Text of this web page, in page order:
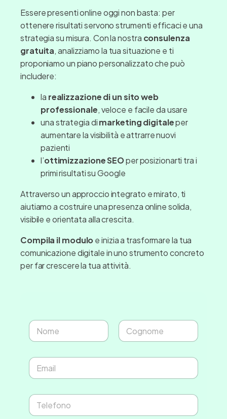
Essere presenti online oggi non basta: per
ottenere risultati servono strumenti efficaci e una
strategia su misura. Con la nostra consulenza
gratuita, analizziamo la tua situazione e ti
proponiamo un piano personalizzato che può
includere:
la realizzazione di un sito web
professionale, veloce e facile da usare
una strategia dimarketing digitaleper
aumentare la visibilità e attrarre nuovi
pazienti
l’ottimizzazione SEOper posizionarti tra i
primi risultati su Google
Attraverso un approccio integrato e mirato, ti
aiutiamo a costruire una presenza online solida,
visibile e orientata alla crescita.
Compila il moduloe inizia a trasformare la tua
comunicazione digitale in uno strumento concreto
per far crescere la tua attività.
N
o
m
*E
m
a
l
*
T
e